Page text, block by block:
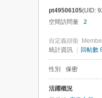
pt49506105(UID:
空間訪問量
2
自定義頭銜
統計資訊
回帖數
性別 保密
活躍概況